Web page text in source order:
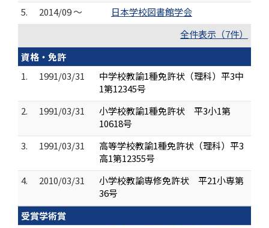
5. 2014/09 ～
日本学校図書館学会
全件表示（7件）
資格・免許
1.
1991/03/31
中学校教諭1種免許状（理科）平3中
1第12345号
2.
1991/03/31
小学校教諭1種免許状 平3小1第
10618号
3.
1991/03/31
高等学校教諭1種免許状（理科）平3
高1第12355号
4.
2010/03/31
小学校教諭専修免許状 平21小専第
36号
受賞学術賞